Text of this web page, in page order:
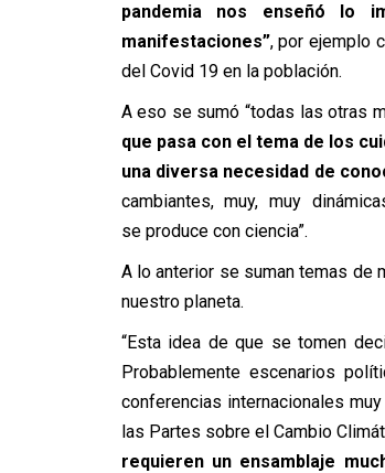
pandemia nos enseñó lo
manifestaciones”, por ejemplo
del Covid 19 en la población.
A eso se sumó “todas las otras
que pasa con el tema de los
una diversa necesidad de
cambiantes, muy, muy
se produce con ciencia”.
A lo anterior se suman temas de
nuestro planeta.
“Esta idea de que se tomen
Probablemente escenarios
conferencias internacionales
las Partes sobre el Cambio
requieren un ensamblaje